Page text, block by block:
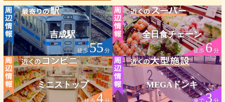
吉成駅
徒歩55 分
全日食チェーン
徒歩6分
ミニストップ
徒歩4分
MEGAドンキ
車で3分